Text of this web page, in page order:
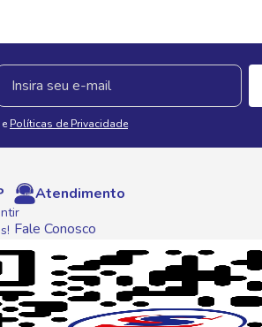
e Políticas de Privacidade
Atendimento
Fale Conosco
WhatsApp
Telefone